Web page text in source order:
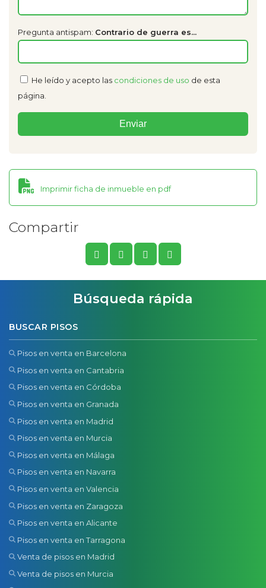
Pregunta antispam: Contrario de guerra es...
He leído y acepto las condiciones de uso de esta
página.
Imprimir ficha de inmueble en pdf
Compartir
Búsqueda rápida
BUSCAR PISOS
Pisos en venta en Barcelona
Pisos en venta en Cantabria
Pisos en venta en Córdoba
Pisos en venta en Granada
Pisos en venta en Madrid
Pisos en venta en Murcia
Pisos en venta en Málaga
Pisos en venta en Navarra
Pisos en venta en Valencia
Pisos en venta en Zaragoza
Pisos en venta en Alicante
Pisos en venta en Tarragona
Venta de pisos en Madrid
Venta de pisos en Murcia